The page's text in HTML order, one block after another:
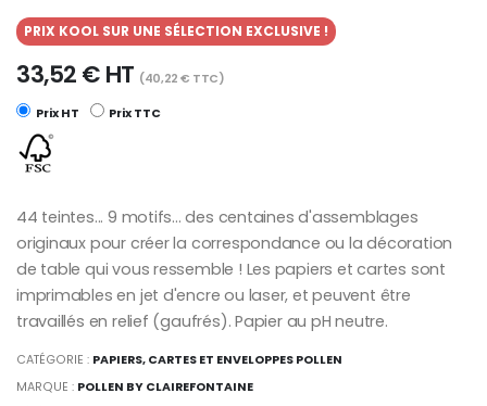
PRIX KOOL SUR UNE SÉLECTION EXCLUSIVE !
33,52 € HT (40,22 € TTC)
Prix HT Prix TTC
44 teintes... 9 motifs... des centaines d'assemblages
originaux pour créer la correspondance ou la décoration
de table qui vous ressemble ! Les papiers et cartes sont
imprimables en jet d'encre ou laser, et peuvent être
travaillés en relief (gaufrés). Papier au pH neutre.
CATÉGORIE : PAPIERS, CARTES ET ENVELOPPES POLLEN
MARQUE : POLLEN BY CLAIREFONTAINE